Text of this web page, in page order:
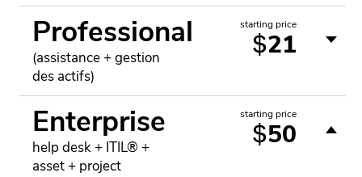
Professional
(assistance + gestion
des actifs)
starting price
$21
Enterprise
help desk + ITIL® +
asset + project
starting price
$50